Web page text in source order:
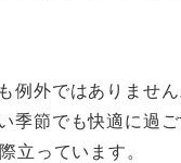
例外ではありませ
季節でも快適に過
立っています。